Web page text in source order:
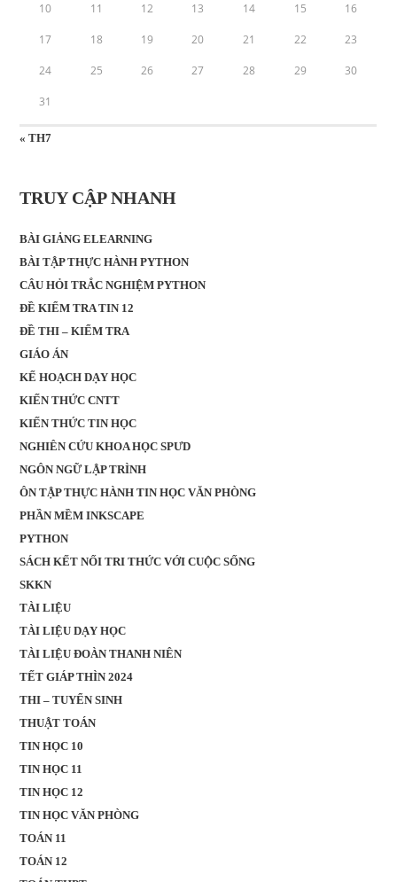
10 11 12 13 14 15 16
17 18 19 20 21 22 23
24 25 26 27 28 29 30
31
« TH7
TRUY CẬP NHANH
BÀI GIẢNG ELEARNING
BÀI TẬP THỰC HÀNH PYTHON
CÂU HỎI TRẮC NGHIỆM PYTHON
ĐỀ KIỂM TRA TIN 12
ĐỀ THI – KIỂM TRA
GIÁO ÁN
KẾ HOẠCH DẠY HỌC
KIẾN THỨC CNTT
KIẾN THỨC TIN HỌC
NGHIÊN CỨU KHOA HỌC SPƯD
NGÔN NGỮ LẬP TRÌNH
ÔN TẬP THỰC HÀNH TIN HỌC VĂN PHÒNG
PHẦN MỀM INKSCAPE
PYTHON
SÁCH KẾT NỐI TRI THỨC VỚI CUỘC SỐNG
SKKN
TÀI LIỆU
TÀI LIỆU DẠY HỌC
TÀI LIỆU ĐOÀN THANH NIÊN
TẾT GIÁP THÌN 2024
THI – TUYỂN SINH
THUẬT TOÁN
TIN HỌC 10
TIN HỌC 11
TIN HỌC 12
TIN HỌC VĂN PHÒNG
TOÁN 11
TOÁN 12